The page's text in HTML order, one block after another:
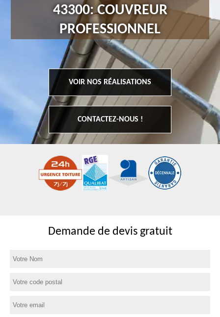
43300: COUVREUR
PROFESSIONNEL
VOIR NOS RÉALISATIONS
CONTACTEZ-NOUS !
Demande de devis gratuit